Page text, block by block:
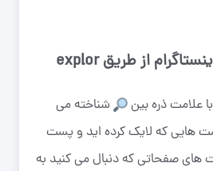
علامت ذره بین
شناخته می
هایی که لایک کرده اید و پست
های صفحاتی که دنبال می کنید به